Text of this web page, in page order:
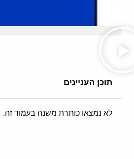
תוכן העניינים
לא נמצאו כותרת משנה בעמוד זה.